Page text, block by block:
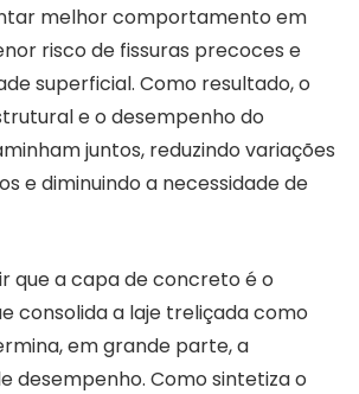
melhor comportamento em
risco de fissuras precoces e
superficial. Como resultado, o
e o desempenho do
juntos, reduzindo variações
e diminuindo a necessidade de
que a capa de concreto é o
consolida a laje treliçada como
em grande parte, a
desempenho. Como sintetiza o